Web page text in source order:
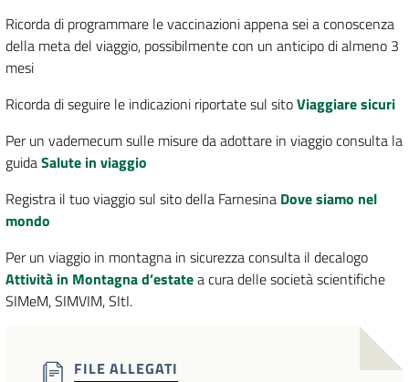
Ricorda di programmare le vaccinazioni appena sei a conoscenza
della meta del viaggio, possibilmente con un anticipo di almeno 3
mesi
Ricorda di seguire le indicazioni riportate sul sitoViaggiare sicuri
Per un vademecum sulle misure da adottare in viaggio consulta la
guidaSalute in viaggio
Registra il tuo viaggio sul sito della Farnesina Dove siamo nel
mondo
Per un viaggio in montagna in sicurezza consulta il decalogo
Attività in Montagna d’estatea cura delle società scientifiche
SIMeM, SIMVIM, SItI.
FILE ALLEGATI